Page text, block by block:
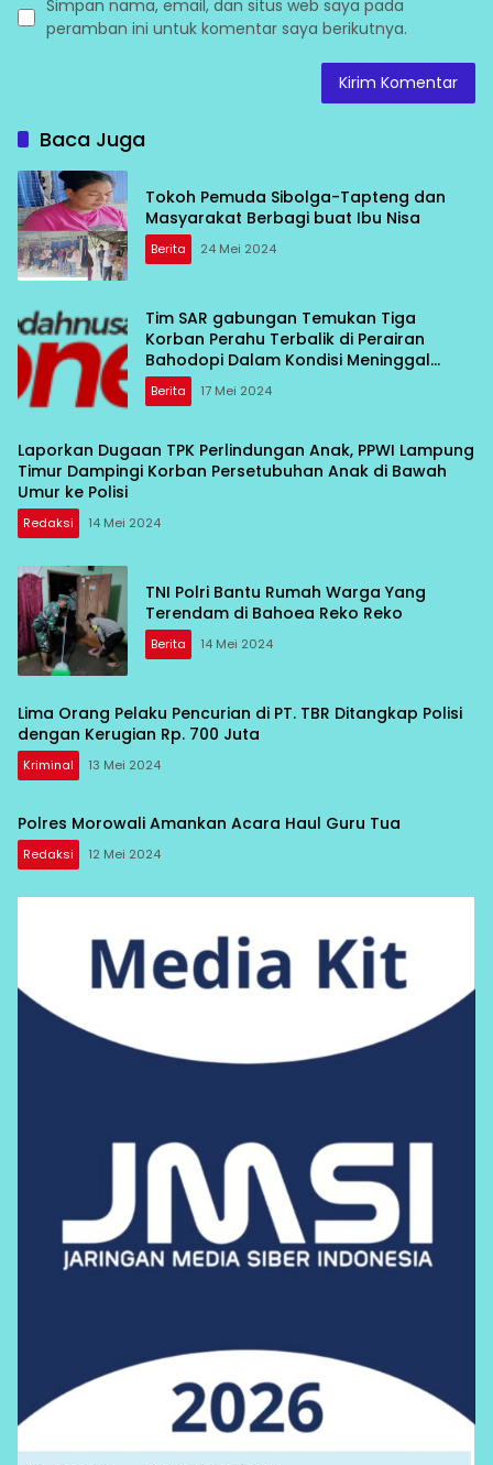
Simpan nama, email, dan situs web saya pada
peramban ini untuk komentar saya berikutnya.
Baca Juga
Tokoh Pemuda Sibolga-Tapteng dan
Masyarakat Berbagi buat Ibu Nisa
Berita 24 Mei 2024
Tim SAR gabungan Temukan Tiga
Korban Perahu Terbalik di Perairan
Bahodopi Dalam Kondisi Meninggal
Dunia
Berita 17 Mei 2024
Laporkan Dugaan TPK Perlindungan Anak, PPWI Lampung
Timur Dampingi Korban Persetubuhan Anak di Bawah
Umur ke Polisi
Redaksi 14 Mei 2024
TNI Polri Bantu Rumah Warga Yang
Terendam di Bahoea Reko Reko
Berita 14 Mei 2024
Lima Orang Pelaku Pencurian di PT. TBR Ditangkap Polisi
dengan Kerugian Rp. 700 Juta
Kriminal 13 Mei 2024
Polres Morowali Amankan Acara Haul Guru Tua
Redaksi 12 Mei 2024